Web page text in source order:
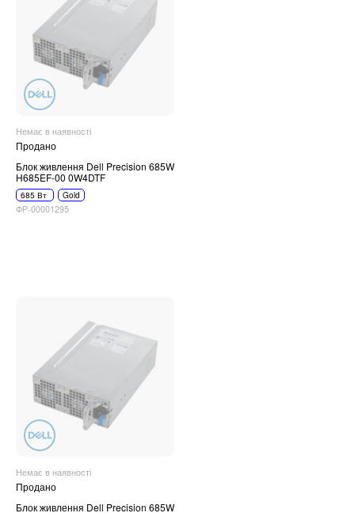
Немає в наявності
Продано
Блок живлення Dell Precision 685W
H685EF-00 0W4DTF
685 Вт Gold
ФР-00001295
Немає в наявності
Продано
Блок живлення Dell Precision 685W